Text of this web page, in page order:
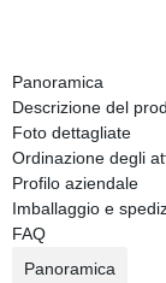
Panoramica
Descrizione del
Foto dettagliate
Ordinazione degli
Profilo aziendale
Imballaggio e
FAQ
Panoramica